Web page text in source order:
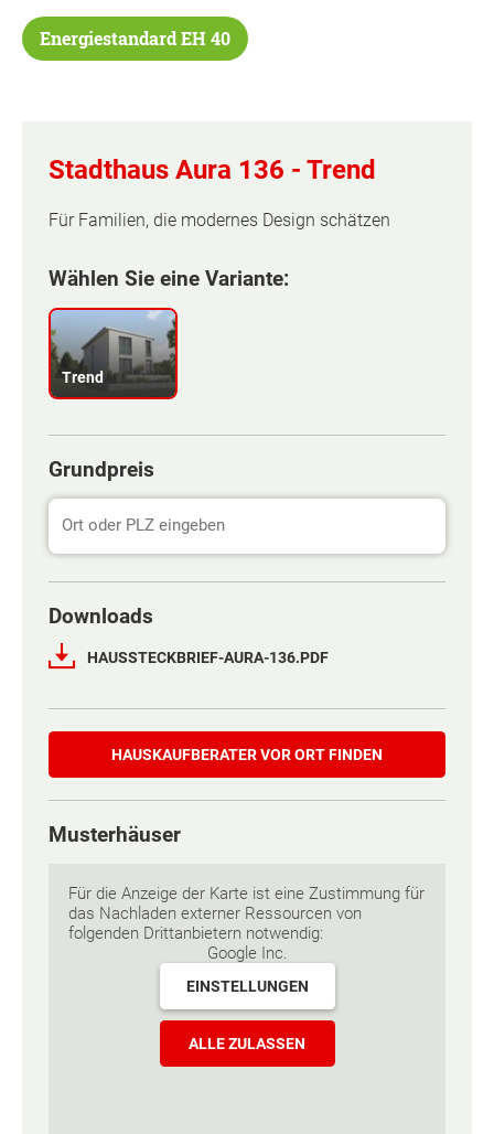
Energiestandard EH 40
Stadthaus Aura 136 - Trend
Für Familien, die modernes Design schätzen
Wählen Sie eine Variante:
Trend
Grundpreis
Downloads
HAUSSTECKBRIEF-AURA-136.PDF
Hauskaufberater
HAUSKAUF­BERATER VOR ORT FINDEN
Musterhäuser
Für die Anzeige der Karte ist eine Zustimmung für
das Nachladen externer Ressourcen von
folgenden Drittanbietern notwendig:
Google Inc.
EINSTELLUNGEN
ALLE ZULASSEN